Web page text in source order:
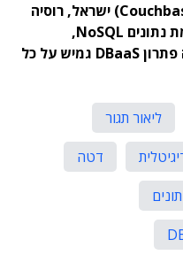
הכותב הוא מנכ"ל קאוצ'בייס (Couchbase) ישראל, רוסיה
ומדינות CIS, המפתחת פלטפורמת נתונים NoSQL,
המבוססת על קוד פתוח, ומציעה פתרון DBaaS גמיש על כל
ליאור תגור
דטה